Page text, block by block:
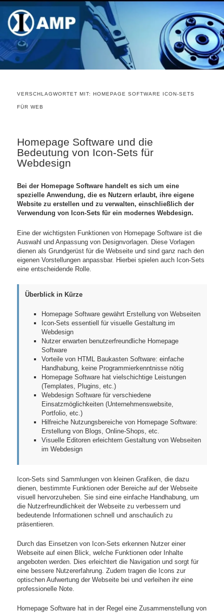
VERSCHLAGWORTET MIT:HOMEPAGE SOFTWARE ICON-SETS
FÜR WEB
Homepage Software und die
Bedeutung von Icon-Sets für
Webdesign
Bei der Homepage Software handelt es sich um eine
spezielle Anwendung, die es Nutzern erlaubt, ihre eigene
Website zu erstellen und zu verwalten, einschließlich der
Verwendung von Icon-Sets für ein modernes Webdesign.
Eine der wichtigsten Funktionen von Homepage Software ist die
Auswahl und Anpassung von Designvorlagen. Diese Vorlagen
dienen als Grundgerüst für die Webseite und sind ganz nach den
eigenen Vorstellungen anpassbar. Hierbei spielen auch Icon-Sets
eine entscheidende Rolle.
Überblick in Kürze
Homepage Software gewährt Erstellung von Webseiten
Icon-Sets essentiell für visuelle Gestaltung im
Webdesign
Nutzer erwarten benutzerfreundliche Homepage
Software
Vorteile von HTML Baukasten Software: einfache
Handhabung, keine Programmierkenntnisse nötig
Homepage Software hat vielschichtige Leistungen
(Templates, Plugins, etc.)
Webdesign Software für verschiedene
Einsatzmöglichkeiten (Unternehmenswebsite,
Portfolio, etc.)
Hilfreiche Nutzungsbereiche von Homepage Software:
Erstellung von Blogs, Online-Shops, etc.
Visuelle Editoren erleichtern Gestaltung von Webseiten
im Webdesign
Icon-Sets sind Sammlungen von kleinen Grafiken, die dazu
dienen, bestimmte Funktionen oder Bereiche auf der Webseite
visuell hervorzuheben. Sie sind eine einfache Handhabung, um
die Nutzerfreundlichkeit der Webseite zu verbessern und
bedeutende Informationen schnell und anschaulich zu
präsentieren.
Durch das Einsetzen von Icon-Sets erkennen Nutzer einer
Webseite auf einen Blick, welche Funktionen oder Inhalte
angeboten werden. Dies erleichtert die Navigation und sorgt für
eine bessere Nutzererfahrung. Zudem tragen die Icons zur
optischen Aufwertung der Webseite bei und verleihen ihr eine
professionelle Note.
Homepage Software hat in der Regel eine Zusammenstellung von